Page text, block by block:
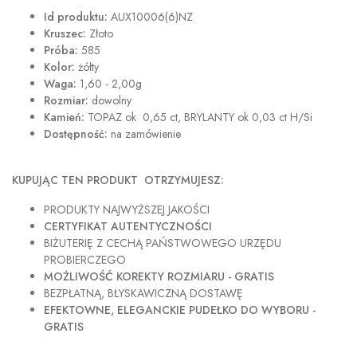
Id produktu: AUX10006(6)NZ
Kruszec: Złoto
Próba: 585
Kolor: żółty
Waga: 1,60 - 2,00g
Rozmiar: dowolny
Kamień: TOPAZ ok 0,65 ct, BRYLANTY ok 0,03 ct H/Si
Dostępność: na zamówienie
KUPUJĄC TEN PRODUKT OTRZYMUJESZ:
PRODUKTY NAJWYŻSZEJ JAKOŚCI
CERTYFIKAT AUTENTYCZNOŚCI
BIŻUTERIĘ Z CECHĄ PAŃSTWOWEGO URZĘDU
PROBIERCZEGO
MOŻLIWOŚĆ KOREKTY ROZMIARU - GRATIS
BEZPŁATNĄ, BŁYSKAWICZNĄ DOSTAWĘ
EFEKTOWNE, ELEGANCKIE PUDEŁKO DO WYBORU -
GRATIS